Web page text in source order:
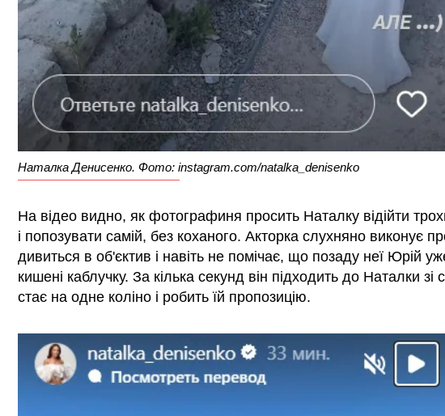
Наталка Денисенко. Фото: instagram.com/natalka_denisenko
На відео видно, як фотографиня просить Наталку відійти
і попозувати самій, без коханого. Акторка слухняно виконує
дивиться в об'єктив і навіть не помічає, що позаду неї Юрій
кишені каблучку. За кілька секунд він підходить до Наталки зі
стає на одне коліно і робить їй пропозицію.